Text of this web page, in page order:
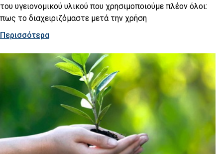
του υγειονομικού υλικού που χρησιμοποιούμε πλέον όλοι:
πως το διαχειριζόμαστε μετά την χρήση
Περισσότερα